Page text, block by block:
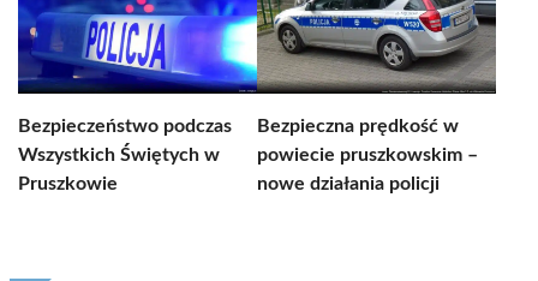
Bezpieczeństwo podczas
Wszystkich Świętych w
Pruszkowie
Bezpieczna prędkość w
powiecie pruszkowskim –
nowe działania policji